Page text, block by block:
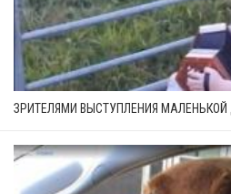
ЗРИТЕЛЯМИ ВЫСТУПЛЕНИЯ МАЛЕНЬКОЙ